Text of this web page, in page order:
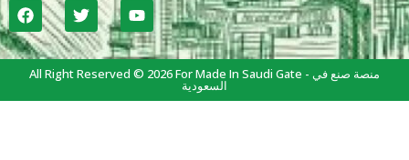
All Right Reserved © 2026 For Made In Saudi Gate - منصة صنع في
السعودية